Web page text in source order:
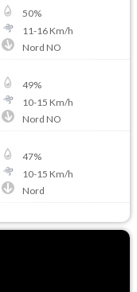
50%
11-16Km/h
Nord NO
49%
10-15 Km/h
Nord NO
47%
10-15 Km/h
Nord